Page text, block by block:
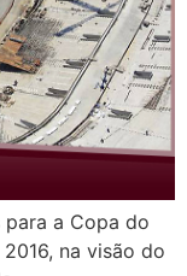
a Copa do
na visão do